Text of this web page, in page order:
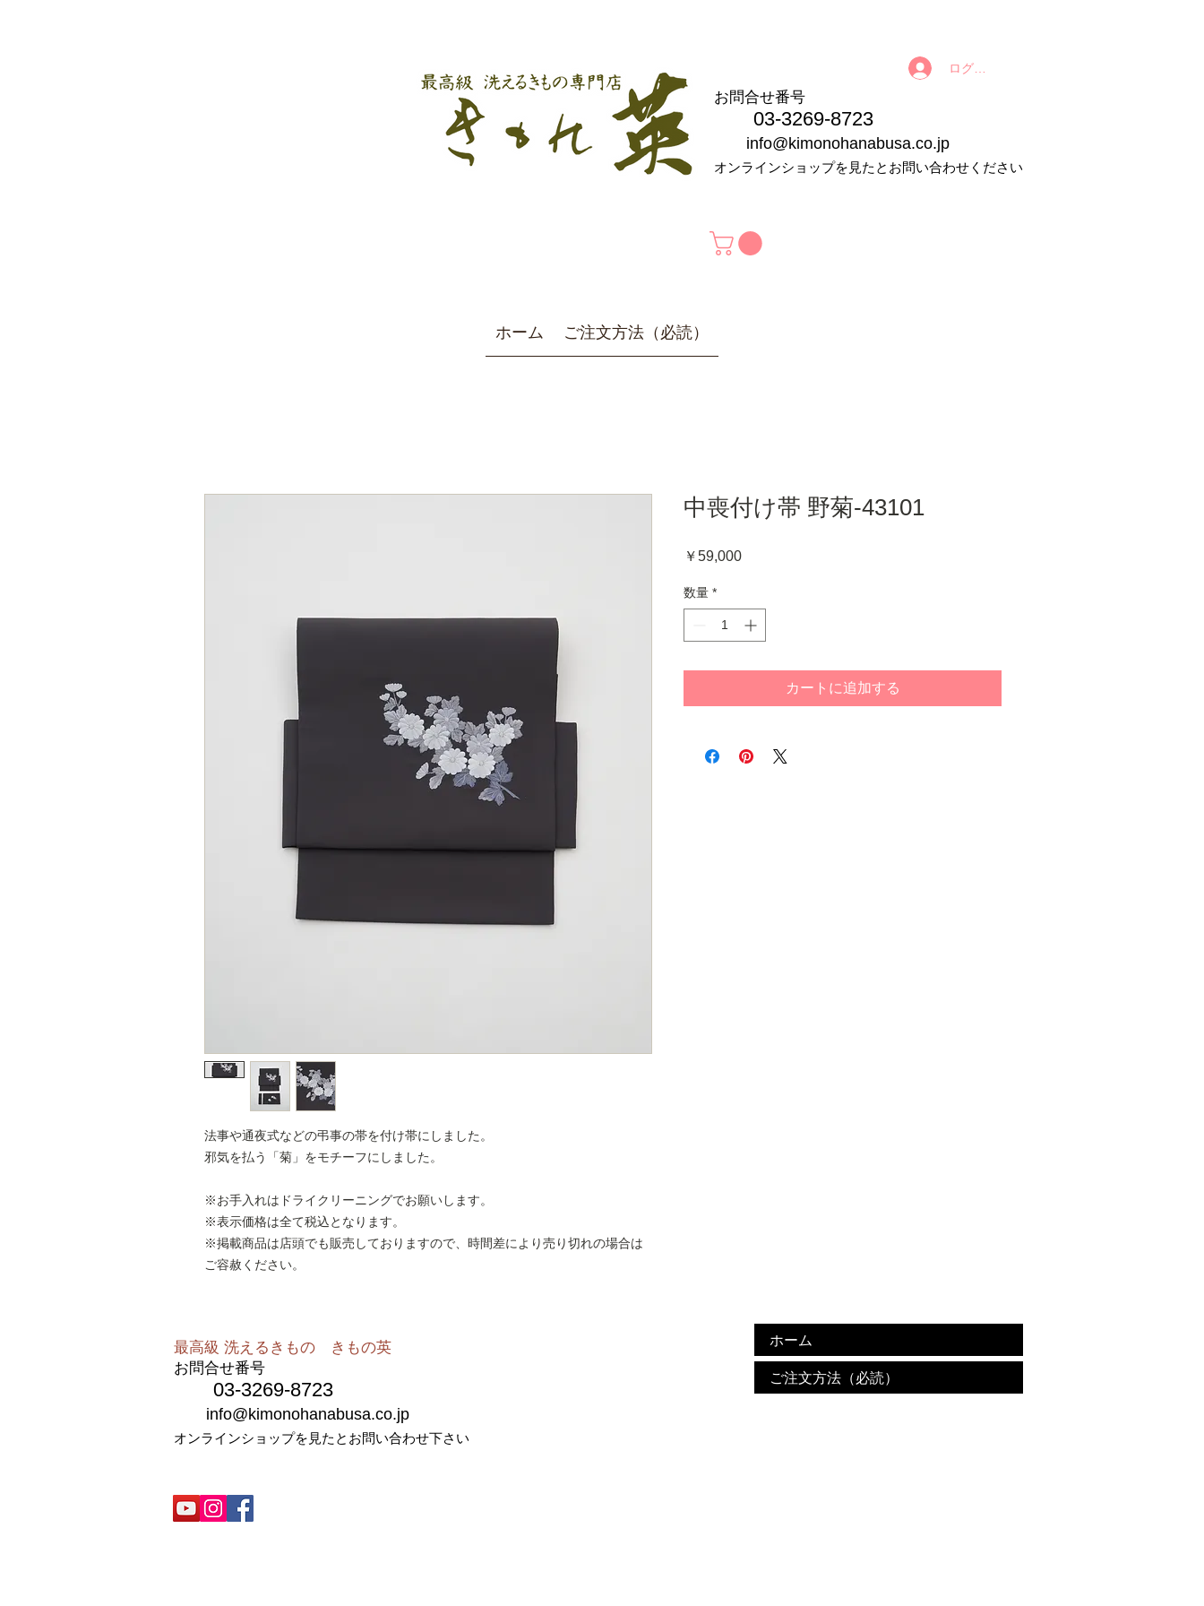
お問合せ番号
03-3269-8723
info@kimonohanabusa.co.jp
オンラインショップを見たとお問い合わせください
ログイン
ホーム ご注文方法（必読）
法事や通夜式などの弔事の帯を付け帯にしました。
邪気を払う「菊」をモチーフにしました。
※お手入れはドライクリーニングでお願いします。
※表示価格は全て税込となります。
※掲載商品は店頭でも販売しておりますので、時間差により売り切れの場合は
ご容赦ください。
中喪付け帯 野菊-43101
￥59,000価
数量 *
カートに追加する
最高級 洗えるきもの きもの英​​
お問合せ番号
03-3269-8723
info@kimonohanabusa.co.jp
オンラインショップを見たとお問い合わせ下さい
ホーム
ご注文方法（必読）